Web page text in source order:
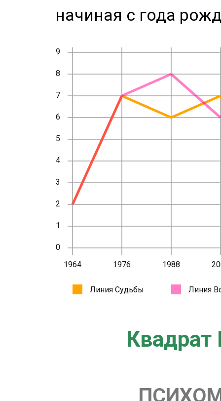
начиная с года
Квадрат